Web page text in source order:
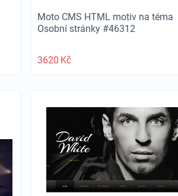
Moto CMS HTML motiv na téma
Osobní stránky #46312
3620 Kč